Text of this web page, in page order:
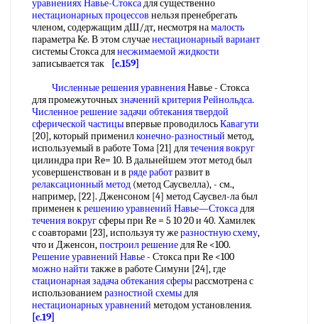
уравнениях Навье-Стоксадля существенно
нестационарных процессов нельзя пренебрегать
членом, содержащим дШ/дт, несмотря намалость
параметра Ке. В этом случаенестационарный вариант
системы Стокса длянесжимаемой жидкости
записывается так
[c.159]
Численные решения уравненияНавье - Стокса
для промежуточныхзначений критерия Рейнольдса.
Численное решение задачи обтекания твердой
сферической частицывпервые проводилосьКавагути
[20], который применилконечно-разностный метод,
используемый в работе Тома [21] длятечения вокруг
цилиндра при Re= 10. В дальнейшем этот метод был
усовершенствован и в ряде работразвит в
релаксационный метод (метод Саусвелла), - см.,
например, [22]. Дженсоном [4] метод Саусвел-ла был
применен крешению уравнений Навье—Стоксадля
течения вокругсферы при Re = 5 10 20 и 40. Хамилек
с соавторами [23], используя ту жеразностную схему,
что и Дженсон,построил решениедля Re <100.
Решение уравнений Навье- Стокса при Re <100
можно найти также в работе Симуни [24], где
стационарная задачаобтекания сферырассмотрена с
использованиемразностной схемыдля
нестационарных уравнений методом установления.
[c.19]